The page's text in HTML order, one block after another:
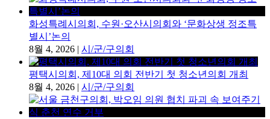
화성특례시의회, 수원·오산시의회와 ‘문화상생 정조특
별시’논의
8월 4, 2026 | 시/군/구의회
평택시의회, 제10대 의회 전반기 첫 청소년의회 개최
8월 4, 2026 | 시/군/구의회